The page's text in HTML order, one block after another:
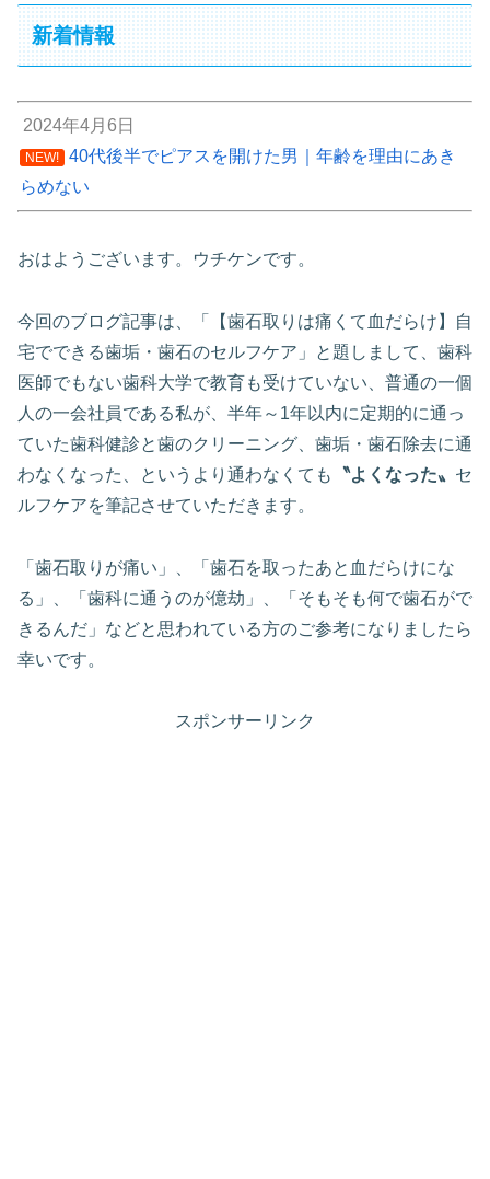
新着情報
2024年4月6日
NEW!
40代後半でピアスを開けた男｜年齢を理由にあき
らめない
おはようございます。ウチケンです。
今回のブログ記事は、「【歯石取りは痛くて血だらけ】自
宅でできる歯垢・歯石のセルフケア」と題しまして、歯科
医師でもない歯科大学で教育も受けていない、普通の一個
人の一会社員である私が、半年～1年以内に定期的に通っ
ていた歯科健診と歯のクリーニング、歯垢・歯石除去に通
わなくなった、というより通わなくても
〝よくなった〟 セ
ルフケアを筆記させていただきます。
「歯石取りが痛い」、「歯石を取ったあと血だらけにな
る」、「歯科に通うのが億劫」、「そもそも何で歯石がで
きるんだ」などと思われている方のご参考になりましたら
幸いです。
スポンサーリンク